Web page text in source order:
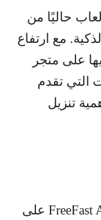
حاليًا من
مع ارتفاع
على متجر
التي تقدم
تنزيل
FreeFastعلى